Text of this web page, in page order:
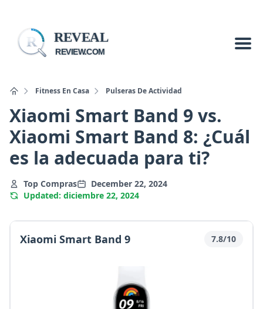
R REVEAL
REVIEW.COM
Fitness En Casa Pulseras De Actividad
Xiaomi Smart Band 9 vs.
Xiaomi Smart Band 8: ¿Cuál
es la adecuada para ti?
Top Compras
December 22, 2024
Updated: diciembre 22, 2024
Xiaomi Smart Band 9 7.8/10